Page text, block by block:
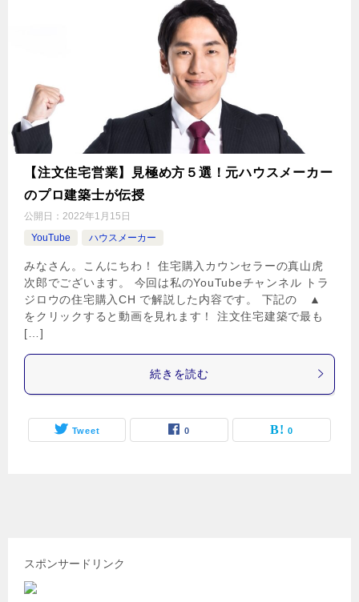
【注文住宅営業】見極め方５選！元ハウスメーカー
のプロ建築士が伝授
公開日： 2022年1月15日
YouTube
ハウスメーカー
みなさん。こんにちわ！ 住宅購入カウンセラーの真山虎
次郎でございます。 今回は私のYouTubeチャンネル トラ
ジロウの住宅購入CH で解説した内容です。 下記の ▲
をクリックすると動画を見れます！ 注文住宅建築で最も
[…]
続きを読む
Tweet 0 0
スポンサードリンク